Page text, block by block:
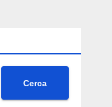
Cerca